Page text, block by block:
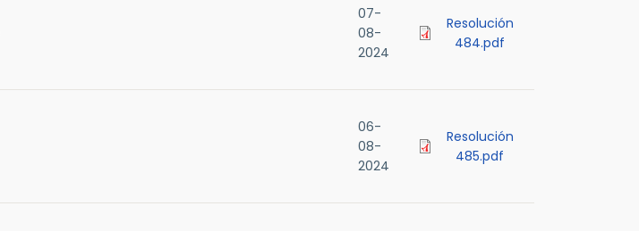
07-
08-
2024
Resolución
484.pdf
06-
08-
2024
Resolución
485.pdf